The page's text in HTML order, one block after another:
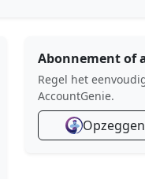
Abonnement of
Regel het
AccountGenie.